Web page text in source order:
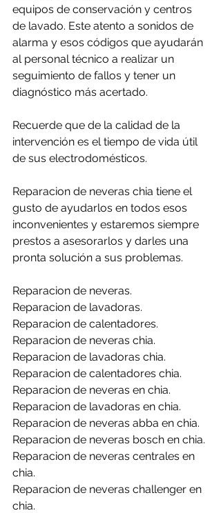
equipos de conservación y centros
de lavado. Este atento a sonidos de
alarma y esos códigos que ayudarán
al personal técnico a realizar un
seguimiento de fallos y tener un
diagnóstico más acertado.
Recuerde que de la calidad de la
intervención es el tiempo de vida útil
de sus electrodomésticos.
Reparacion de neveras chia tiene el
gusto de ayudarlos en todos esos
inconvenientes y estaremos siempre
prestos a asesorarlos y darles una
pronta solución a sus problemas.
Reparacion de neveras.
Reparacion de lavadoras.
Reparacion de calentadores.
Reparacion de neveras chia.
Reparacion de lavadoras chia.
Reparacion de calentadores chia.
Reparacion de neveras en chia.
Reparacion de lavadoras en chia.
Reparacion de neveras abba en chia.
Reparacion de neveras bosch en chia.
Reparacion de neveras centrales en
chia.
Reparacion de neveras challenger en
chia.